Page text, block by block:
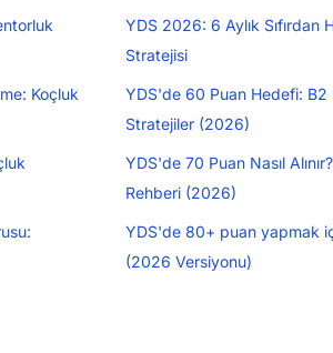
Koçluk
YDS 2026: 6 Aylık Sıfırdan
Stratejisi
YDS'de 60 Puan Hedefi: B2
Stratejiler (2026)
YDS'de 70 Puan Nasıl
Rehberi (2026)
YDS'de 80+ puan yapmak
(2026 Versiyonu)